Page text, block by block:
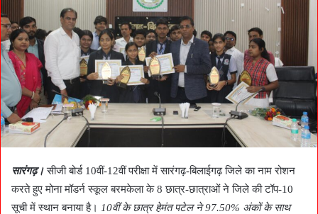
सारंगढ़।सीजी बोर्ड 10वीं-12वीं परीक्षा में सारंगढ़-बिलाईगढ़ जिले का नाम रोशन
करते हुए मोना मॉडर्न स्कूल बरमकेला के 8 छात्र-छात्राओं ने जिले की टॉप-10
सूची में स्थान बनाया है। 10वीं के छात्र हेमंत पटेल ने 97.50% अंकों के साथ